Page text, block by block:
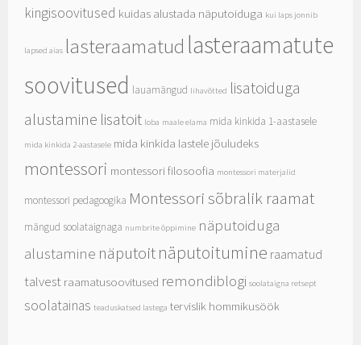
kingisoovitused kuidas alustada näputoiduga kui laps jonnib
lapsed aias lasteraamatud lasteraamatute
soovitused lauamängud lihavõtted lisatoiduga
alustamine lisatoit loba maale elama mida kinkida 1-aastasele
mida kinkida 2-aastasele mida kinkida lastele jõuludeks
montessori montessori filosoofia montessori materjalid
montessori pedagoogika Montessori sõbralik raamat
mängud soolataignaga numbrite õppimine näputoiduga
alustamine näputoitnäputoitumine raamatud
talvest raamatusoovitused remondiblogi soolataigna retsept
soolatainas teaduskatsed lastega tervislik hommikusöök